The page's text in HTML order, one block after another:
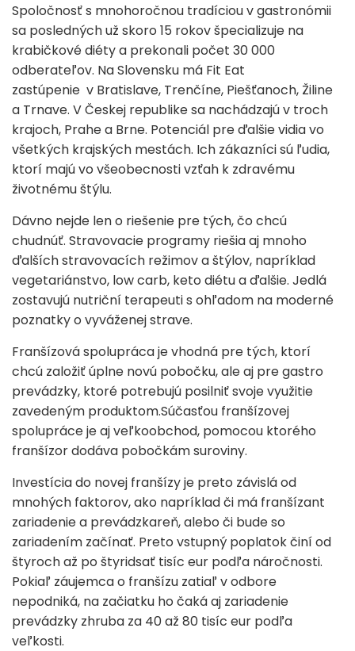
Spoločnosť s mnohoročnou tradíciou v gastronómii
sa posledných už skoro 15 rokov špecializuje na
krabičkové diéty a prekonali počet 30 000
odberateľov. Na Slovensku má Fit Eat
zastúpenie v Bratislave, Trenčíne, Piešťanoch, Žiline
a Trnave. V Českej republike sa nachádzajú v troch
krajoch, Prahe a Brne. Potenciál pre ďalšie vidia vo
všetkých krajských mestách. Ich zákazníci sú ľudia,
ktorí majú vo všeobecnosti vzťah k zdravému
životnému štýlu.
Dávno nejde len o riešenie pre tých, čo chcú
chudnúť. Stravovacie programy riešia aj mnoho
ďalších stravovacích režimov a štýlov, napríklad
vegetariánstvo, low carb, keto diétu a ďalšie. Jedlá
zostavujú nutriční terapeuti s ohľadom na moderné
poznatky o vyváženej strave.
Franšízová spolupráca je vhodná pre tých, ktorí
chcú založiť úplne novú pobočku, ale aj pre gastro
prevádzky, ktoré potrebujú posilniť svoje využitie
zavedeným produktom.Súčasťou franšízovej
spolupráce je aj veľkoobchod, pomocou ktorého
franšízor dodáva pobočkám suroviny.
Investícia do novej franšízy je preto závislá od
mnohých faktorov, ako napríklad či má franšízant
zariadenie a prevádzkareň, alebo či bude so
zariadením začínať. Preto vstupný poplatok činí od
štyroch až po štyridsať tisíc eur podľa náročnosti.
Pokiaľ záujemca o franšízu zatiaľ v odbore
nepodniká, na začiatku ho čaká aj zariadenie
prevádzky zhruba za 40 až 80 tisíc eur podľa
veľkosti.